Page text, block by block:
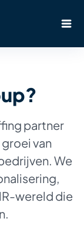
partner
van
We
wereld die